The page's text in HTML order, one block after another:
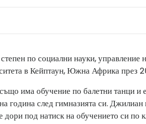
по социални науки, управление
в Кейптаун, Южна Африка през
има обучение по балетни танци и
година след гимназията си.
дори под натиск на обучението си по